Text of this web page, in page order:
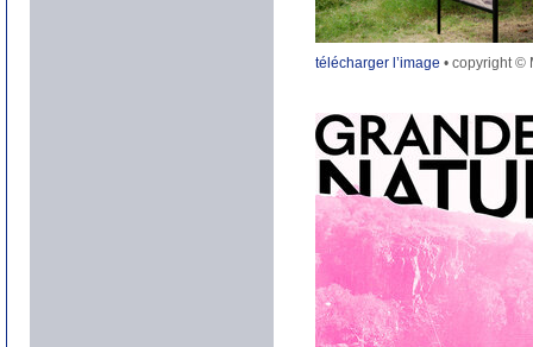
télécharger l’image • copyright ©